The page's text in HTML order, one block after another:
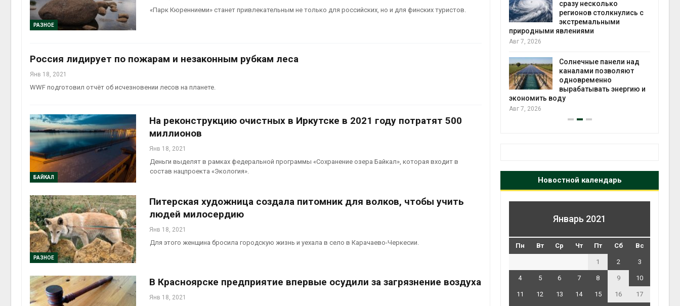
РАЗНОЕ
«Парк Кюренниеми» станет привлекательным не только для российских, но и для финских туристов.
Россия лидирует по пожарам и незаконным рубкам леса
Янв 18, 2021
WWF подготовил отчёт об исчезновении лесов на планете.
БАЙКАЛ
На реконструкцию очистных в Иркутске в 2021 году потратят 500
миллионов
Янв 18, 2021
Деньги выделят в рамках федеральной программы «Сохранение озера Байкал», которая входит в
состав нацпроекта «Экология».
РАЗНОЕ
Питерская художница создала питомник для волков, чтобы учить
людей милосердию
Янв 18, 2021
Для этого женщина бросила городскую жизнь и уехала в село в Карачаево-Черкесии.
В Красноярске предприятие впервые осудили за загрязнение воздуха
Янв 18, 2021
Авг 6, 2026
ветра
Авг 7, 2026
сразу несколько
регионов столкнулись с
экстремальными
природными явлениями
Авг 7, 2026
Солнечные панели над
каналами позволяют
одновременно
вырабатывать энергию и
экономить воду
Авг 7, 2026
Новостной календарь
Январь 2021
Пн Вт Ср Чт Пт Сб Вс
1 2 3
4 5 6 7 8 9 10
11 12 13 14 15 16 17